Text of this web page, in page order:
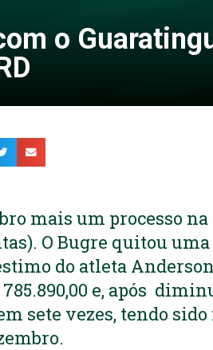
o
mais um processo na
O Bugre quitou
do atleta Anderson
e, após
sete vezes, tendo